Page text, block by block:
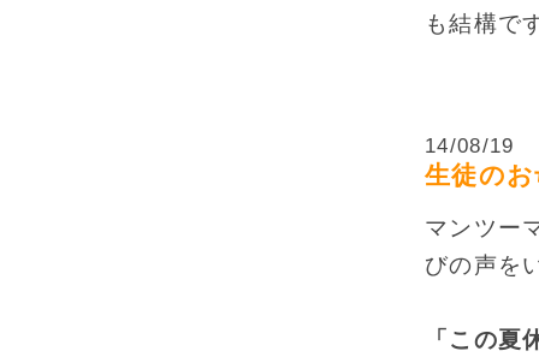
も結構で
14/08/19
生徒の
マンツー
びの声を
「この夏